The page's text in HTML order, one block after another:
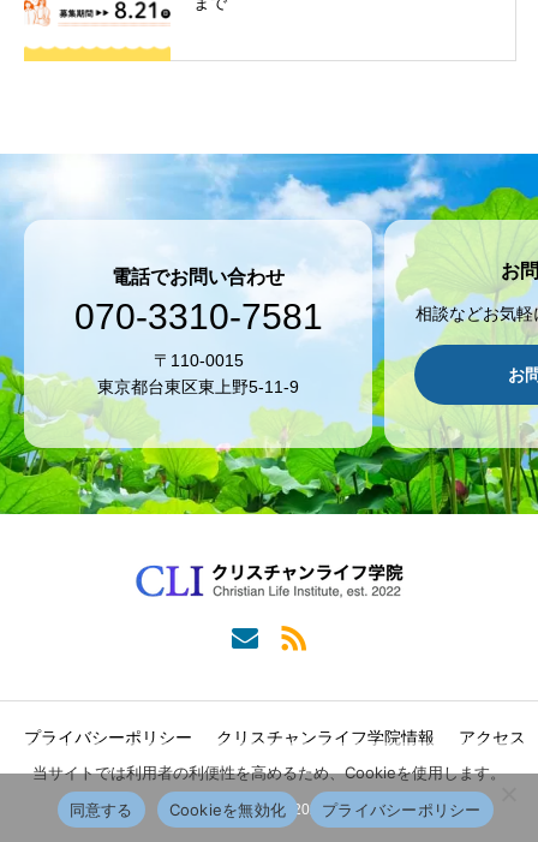
電話でお問い合わせ
070-3310-7581
〒110-0015
東京都台東区東上野5-11-9
お
相談などお気
お
プライバシーポリシー クリスチャンライフ学院情報 アクセス
Copyright © 2022
当サイトでは利用者の利便性を高めるため、Cookieを使用します。
同意する
Cookieを無効化 プライバシーポリシー